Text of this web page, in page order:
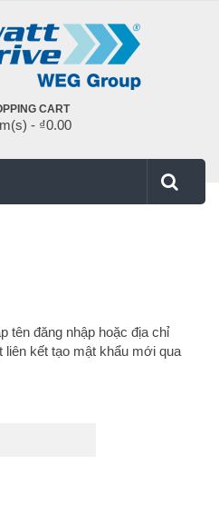
CART
- ₫0.00
tên đăng nhập hoặc địa chỉ
kết tạo mật khẩu mới qua